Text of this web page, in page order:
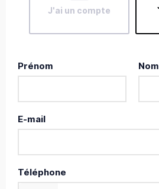
J'ai un compte
Prénom Nom
E-mail
Téléphone